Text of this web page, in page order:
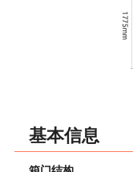
基本信息